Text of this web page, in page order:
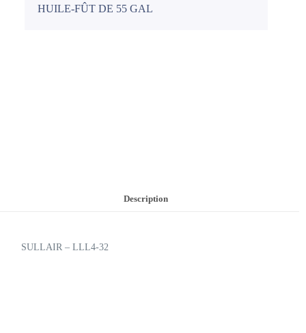
HUILE-FÛT DE 55 GAL
Description
SULLAIR – LLL4-32
FR